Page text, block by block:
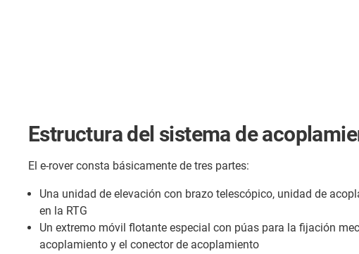
Estructura del sistema de
El e-rover consta básicamente de tres partes:
Una unidad de elevación con brazo telescópico, unidad de
en la RTG
Un extremo móvil flotante especial con púas para la fijación
acoplamiento y el conector de acoplamiento